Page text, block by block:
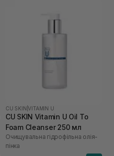
CU SKIN |VITAMIN U
CU SKIN Vitamin U Oil To
Foam Cleanser 250 мл
Очищувальна гідрофільна олія-
пінка